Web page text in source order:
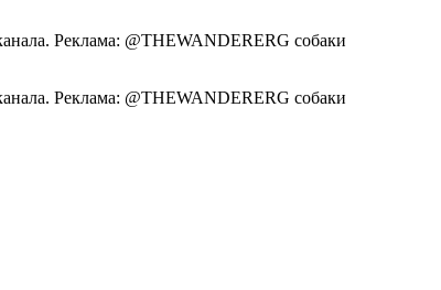
Реклама: @THEWANDERERG собаки
Реклама: @THEWANDERERG собаки